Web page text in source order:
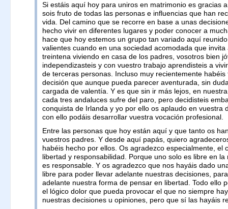
Si estáis aquí hoy para uniros en matrimonio es gracias
sois fruto de todas las personas e influencias que han
vida. Del camino que se recorre en base a unas
hecho vivir en diferentes lugares y poder conocer a
hace que hoy estemos un grupo tan variado aquí
valientes cuando en una sociedad acomodada que invita
treintena viviendo en casa de los padres, vosotros bien
independizasteis y con vuestro trabajo aprendisteis a
de terceras personas. Incluso muy recientemente habéis
decisión que aunque pueda parecer aventurada, sin
cargada de valentía. Y es que sin ir más lejos, en
cada tres andaluces sufre del paro, pero decidisteis
conquista de Irlanda y yo por ello os aplaudo en vuestra
con ello podáis desarrollar vuestra vocación profesional.
Entre las personas que hoy están aquí y que tanto os
vuestros padres. Y desde aquí papás, quiero
habéis hecho por ellos. Os agradezco especialmente, el
libertad y responsabilidad. Porque uno solo es libre en la
es responsable. Y os agradezco que nos hayáis dado
libre para poder llevar adelante nuestras decisiones,
adelante nuestra forma de pensar en libertad. Todo ello
el lógico dolor que pueda provocar el que no siempre
nuestras decisiones u opiniones, pero que sí las hayáis